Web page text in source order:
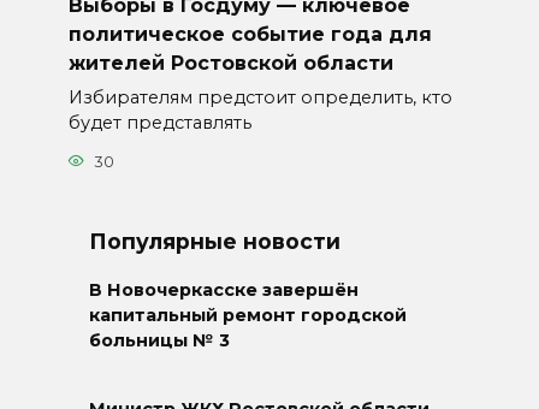
Выборы в Госдуму — ключевое
политическое событие года для
жителей Ростовской области
Избирателям предстоит определить, кто
будет представлять
30
Популярные новости
В Новочеркасске завершён
капитальный ремонт городской
больницы № 3